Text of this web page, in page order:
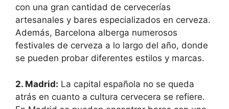
con una gran cantidad de cervecerías
artesanales y bares especializados en cerveza.
Además, Barcelona alberga numerosos
festivales de cerveza a lo largo del año, donde
se pueden probar diferentes estilos y marcas.
2. Madrid: La capital española no se queda
atrás en cuanto a cultura cervecera se refiere.